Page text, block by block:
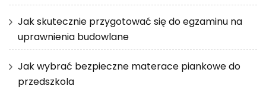
Jak skutecznie przygotować się do egzaminu na
uprawnienia budowlane
Jak wybrać bezpieczne materace piankowe do
przedszkola